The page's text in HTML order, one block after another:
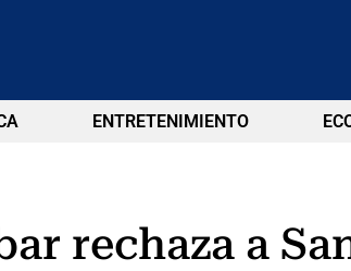
ENTRETENIMIENTO
rechaza a